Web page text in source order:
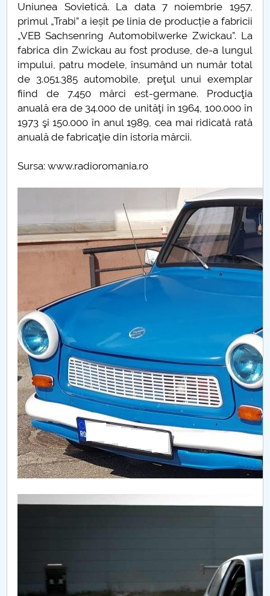
Protecția datelor personale
UNIVERSITATE pentru comunitate
IOSUD/CSUD-Doctorate
Comisie de etica unversitară
Evenimente CUP
Accesibilitate pentru studenții cu dizabilități
Raportul Conducerii Centrului Universitar Pitești
privind implementarea Planului Operațional 2020-
Parteneri CUP
Centrul de Consiliere și Orientare în Carieră
Chestionar angajabilitate ALUMNI – UPB
CAR2026
MENIU CANTINA
Trabant vw golf 6 GTI
Dacia 1310
Dacia Duster - birou mobil
Ford EcoSport
Uniunea Sovietică. La data 7 noiembrie 1957,
primul „Trabi” a ieșit pe linia de producție a fabricii
„VEB Sachsenring Automobilwerke Zwickau”. La
fabrica din Zwickau au fost produse, de-a lungul
impului, patru modele, însumând un număr total
de 3.051.385 automobile, preţul unui exemplar
fiind de 7.450 mărci est-germane. Producţia
anuală era de 34.000 de unităţi în 1964, 100.000 în
1973 şi 150.000 în anul 1989, cea mai ridicată rată
anuală de fabricaţie din istoria mărcii.
Sursa: www.radioromania.ro